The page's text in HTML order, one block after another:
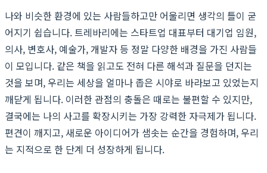
나와 비슷한 환경에 있는 사람들하고만 어울리면 생각의 틀이 굳
어지기 쉽습니다. 트레바리에는 스타트업 대표부터 대기업 임원,
의사, 변호사, 예술가, 개발자 등 정말 다양한 배경을 가진 사람들
이 모입니다. 같은 책을 읽고도 전혀 다른 해석과 질문을 던지는
것을 보며, 우리는 세상을 얼마나 좁은 시야로 바라보고 있었는지
깨닫게 됩니다. 이러한 관점의 충돌은 때로는 불편할 수 있지만,
결국에는 나의 사고를 확장시키는 가장 강력한 자극제가 됩니다.
편견이 깨지고, 새로운 아이디어가 샘솟는 순간을 경험하며, 우리
는 지적으로 한 단계 더 성장하게 됩니다.